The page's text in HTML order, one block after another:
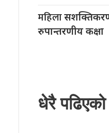
महिला
रुपान्तरणीय कक्षा
धेरै पढिएको